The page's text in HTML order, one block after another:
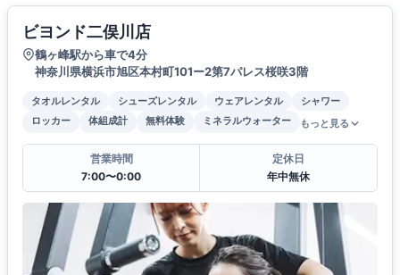
ビヨンド二俣川店
鶴ヶ峰駅から車で4分
神奈川県横浜市旭区本村町101ー2第7パレス桜咲3階
タオルレンタル シューズレンタル ウェアレンタル
シャワー
ロッカー
体組成計 無料体験 ミネラルウォーター もっと見る
営業時間
7:00〜0:00
定休日
年中無休